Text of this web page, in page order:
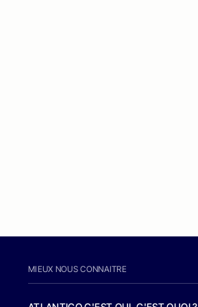
MIEUX NOUS CONNAITRE